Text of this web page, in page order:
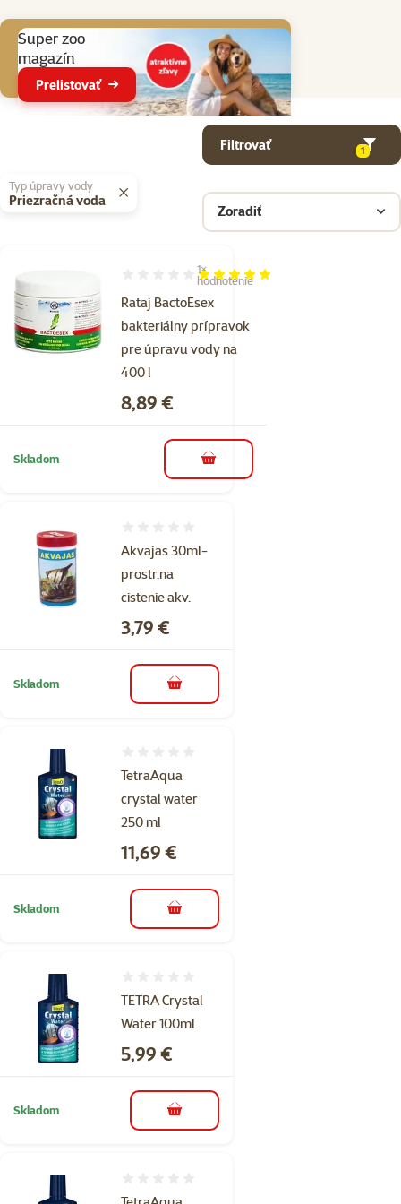
Super zoo
magazín
Prelistovať
Filtrovať
1
Typ úpravy vody
Priezračná voda
Zoradiť
Produkty v kategorii Čistenie akvária a úprava vody
Rataj BactoEsex
bakteriálny prípravok
pre úpravu vody na
400 l
Hodnotenie 100%, počet hodnotení: 1
1×
hodnotenie
Cena
8,89 €
Skladom do košíka
Akvajas 30ml-
prostr.na
cistenie akv.
Cena
3,79 €
Skladom do košíka
TetraAqua
crystal water
250 ml
Cena
11,69 €
Skladom do košíka
TETRA Crystal
Water 100ml
Cena
5,99 €
Skladom do košíka